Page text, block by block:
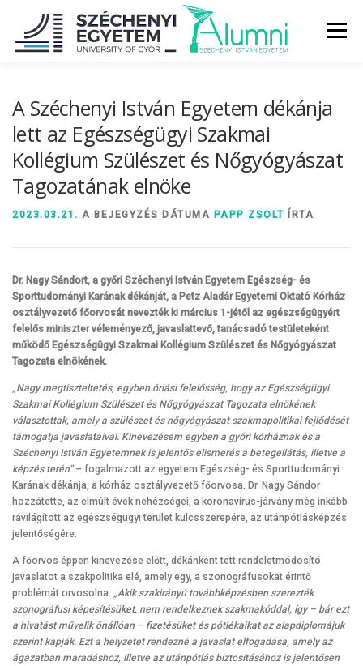
tartalomhoz
Menü
DIPLOMAÁTADÓ DIPLOMÁN TÚL
SZOLGÁLTATÁSOK ÉVFOLYAMOK
A Széchenyi István Egyetem dékánja
lett az Egészségügyi Szakmai
Kollégium Szülészet és Nőgyógyászat
Tagozatának elnöke
2023.03.21. A BEJEGYZÉS DÁTUMA PAPP ZSOLT ÍRTA
Dr. Nagy Sándort, a győri Széchenyi István Egyetem Egészség- és
Sporttudományi Karának dékánját, a Petz Aladár Egyetemi Oktató Kórház
osztályvezető főorvosát nevezték ki március 1-jétől az egészségügyért
felelős miniszter véleményező, javaslattevő, tanácsadó testületeként
működő Egészségügyi Szakmai Kollégium Szülészet és Nőgyógyászat
Tagozata elnökének.
„Nagy megtiszteltetés, egyben óriási felelősség, hogy az Egészségügyi
Szakmai Kollégium Szülészet és Nőgyógyászat Tagozata elnökének
választottak, amely a szülészet és nőgyógyászat szakmapolitikai fejlődését
támogatja javaslataival. Kinevezésem egyben a győri kórháznak és a
Széchenyi István Egyetemnek is jelentős elismerés a betegellátás, illetve a
képzés terén”– fogalmazott az egyetem Egészség- és Sporttudományi
Karának dékánja, a kórház osztályvezető főorvosa. Dr. Nagy Sándor
hozzátette, az elmúlt évek nehézségei, a koronavírus-járvány még inkább
rávilágított az egészségügyi terület kulcsszerepére, az utánpótlásképzés
jelentőségére.
A főorvos éppen kinevezése előtt, dékánként tett rendeletmódosító
javaslatot a szakpolitika elé, amely egy, a szonográfusokat érintő
problémát orvosolna. „Akik szakirányú továbbképzésben szerezték
szonográfusi képesítésüket, nem rendelkeznek szakmakóddal, így – bár ezt
a hivatást művelik önállóan – fizetésüket és pótlékaikat az alapdiplomájuk
szerint kapják. Ezt a helyzetet rendezné a javaslat elfogadása, amely az
ágazatban maradáshoz, illetve az utánpótlás biztosításához is jelentősen